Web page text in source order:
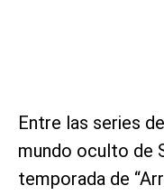
Entre las series
mundo oculto de
temporada de